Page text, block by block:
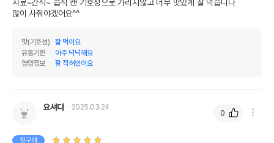
사료~간식~ 습식 캔 기호성으로 가리지않고 너무 맛있게 잘 먹습니다
많이 사줘야겠어요^^
맛(기호성)
잘 먹어요
유통기한
아주 넉넉해요
영양정보
잘 적혀있어요
요셔댜 2025.03.24
첫구매
0